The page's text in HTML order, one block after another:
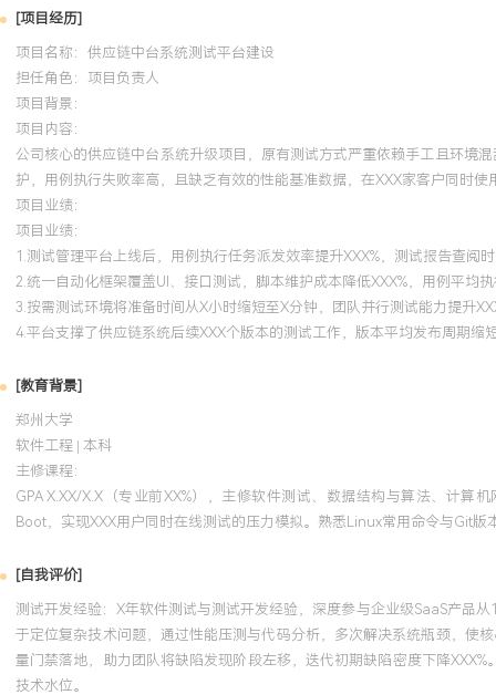
[项目经历]
项目名称：供应链中台系统测试平台建设
担任角色： 项目负责人
项目背景：
项目内容：
公司核心的供应链中台系统升级项目，原有测试方式严重依赖手工且环境
护，用例执行失败率高，且缺乏有效的性能基准数据，在XXX家客户同时
项目业绩：
项目业绩：
1.测试管理平台上线后，用例执行任务派发效率提升XXX%，测试报告查阅
2.统一自动化框架覆盖UI、接口测试，脚本维护成本降低XXX%，用例平均
3.按需测试环境将准备时间从X小时缩短至X分钟，团队并行测试能力提升
4.平台支撑了供应链系统后续XXX个版本的测试工作，版本平均发布周期缩
[教育背景]
郑州大学
软件工程 | 本科
主修课程：
GPA X.XX/X.X（专业前XX%），主修软件测试、数据结构与算法、计
Boot，实现XXX用户同时在线测试的压力模拟。熟悉Linux常用命令与Git版
[自我评价]
测试开发经验：X年软件测试与测试开发经验，深度参与企业级SaaS产品
于定位复杂技术问题，通过性能压测与代码分析，多次解决系统瓶颈，使
量门禁落地，助力团队将缺陷发现阶段左移，迭代初期缺陷密度下降
技术水位。